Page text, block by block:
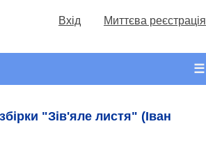
Вхід Миттєва реєстрація
☰
"Зів'яле листя" (Іван